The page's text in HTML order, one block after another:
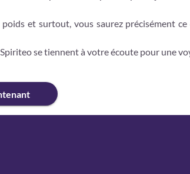
et surtout, vous saurez précisément
se tiennent à votre écoute pour une